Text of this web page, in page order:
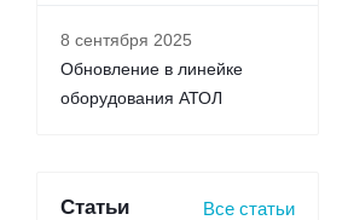
8 сентября 2025
Обновление в линейке
оборудования АТОЛ
Статьи Все статьи